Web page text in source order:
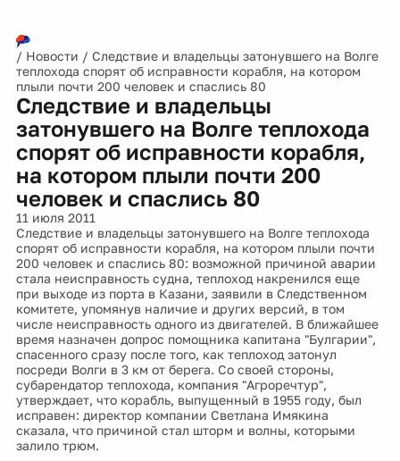
/ Новости / Следствие и владельцы затонувшего на Волге
теплохода спорят об исправности корабля, на котором
плыли почти 200 человек и спаслись 80
Следствие и владельцы
затонувшего на Волге теплохода
спорят об исправности корабля,
на котором плыли почти 200
человек и спаслись 80
11 июля 2011
Следствие и владельцы затонувшего на Волге теплохода
спорят об исправности корабля, на котором плыли почти
200 человек и спаслись 80: возможной причиной аварии
стала неисправность судна, теплоход накренился еще
при выходе из порта в Казани, заявили в Следственном
комитете, упомянув наличие и других версий, в том
числе неисправность одного из двигателей. В ближайшее
время назначен допрос помощника капитана "Булгарии",
спасенного сразу после того, как теплоход затонул
посреди Волги в 3 км от берега. Со своей стороны,
субарендатор теплохода, компания "Агроречтур",
утверждает, что корабль, выпущенный в 1955 году, был
исправен: директор компании Светлана Имякина
сказала, что причиной стал шторм и волны, которыми
залило трюм.